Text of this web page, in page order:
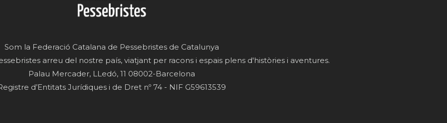
Som la Federació Catalana de Pessebristes de Catalunya
arreu del nostre país, viatjant per racons i espais plens d'històries i aventures.
Palau Mercader, LLedó, 11 08002-Barcelona
d’Entitats Jurídiques i de Dret nº 74 - NIF G59613539